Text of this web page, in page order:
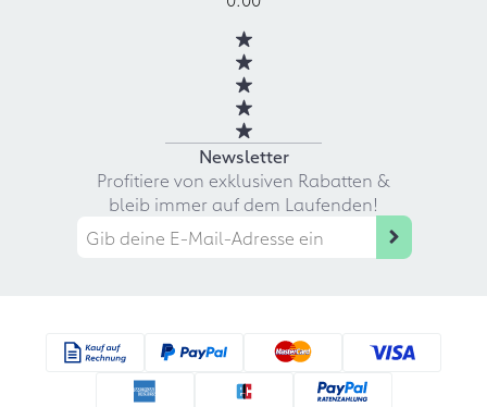
Newsletter
Profitiere von exklusiven Rabatten &
bleib immer auf dem Laufenden!